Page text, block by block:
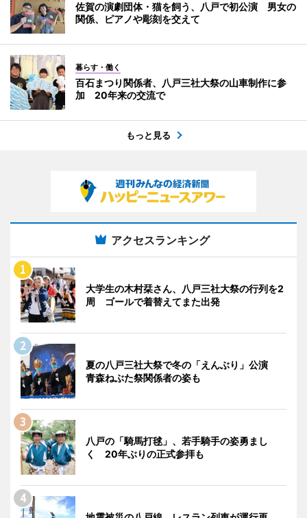
佐賀の演劇団体・猫を飼う、八戸で初公演 男女の
関係、ピアノや彫刻を交えて
暮らす・働く
百石まつり関係者、八戸三社大祭の山車制作に参
加 20年来の交流で
もっと見る
アクセスランキング
大学生の木村栞さん、八戸三社大祭の行列を2
周 ゴールで着替えてまた出発
夏の八戸三社大祭で冬の「えんぶり」公演
青森ねぶた祭関係者の姿も
八戸の「騎馬打毬」、若手騎手の姿勇まし
く 20年ぶりの正式参拝も